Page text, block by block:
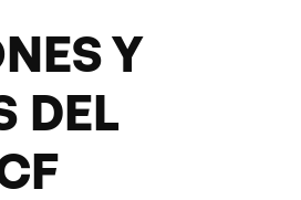
DEL